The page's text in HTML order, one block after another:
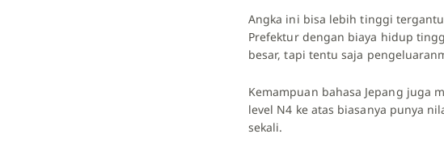
Angka ini bisa lebih tinggi
Prefektur dengan biaya hidup
besar, tapi tentu saja
Kemampuan bahasa Jepang juga
level N4 ke atas biasanya punya
sekali.